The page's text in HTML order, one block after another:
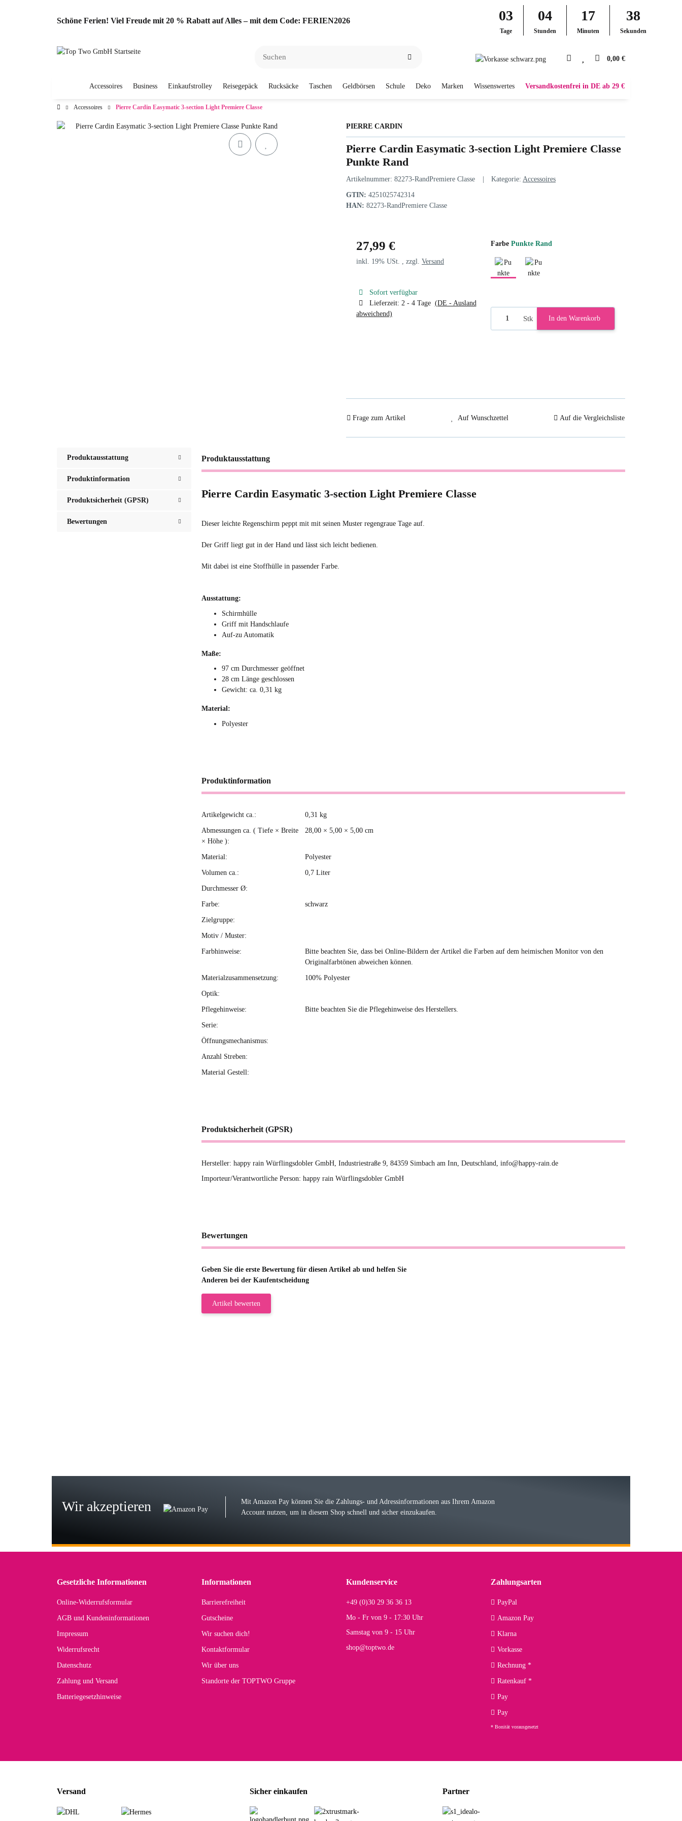
Schöne Ferien! Viel Freude mit 20 % Rabatt auf Alles – mit dem Code: FERIEN2026 03
Tage
04
Stunden
17
Minuten
37
Sekunden
0,00 €
Accessoires Business Einkaufstrolley Reisegepäck Rucksäcke Taschen Geldbörsen Schule Deko Marken Wissenswertes Versandkostenfrei in DE ab 29 €
Accessoires Pierre Cardin Easymatic 3-section Light Premiere Classe
PIERRE CARDIN
Pierre Cardin Easymatic 3-section Light Premiere Classe
Punkte Rand
Artikelnummer: 82273-RandPremiere Classe Kategorie: Accessoires
GTIN: 4251025742314
HAN: 82273-RandPremiere Classe
27,99 €
inkl. 19% USt. , zzgl. Versand
Sofort verfügbar
Lieferzeit: 2 - 4 Tage (DE - Ausland
abweichend)
Farbe Punkte Rand
Stk In den Warenkorb
Frage zum Artikel Auf Wunschzettel Auf die Vergleichsliste
Produktausstattung
Produktinformation
Produktsicherheit (GPSR)
Bewertungen
Produktausstattung
Pierre Cardin Easymatic 3-section Light Premiere Classe
Dieser leichte Regenschirm peppt mit mit seinen Muster regengraue Tage auf.
Der Griff liegt gut in der Hand und lässt sich leicht bedienen.
Mit dabei ist eine Stoffhülle in passender Farbe.
Ausstattung:
Schirmhülle
Griff mit Handschlaufe
Auf-zu Automatik
Maße:
97 cm Durchmesser geöffnet
28 cm Länge geschlossen
Gewicht: ca. 0,31 kg
Material:
Polyester
Produktinformation
Produkteigenschaft
Wert
Artikelgewicht ca.: 0,31 kg
Abmessungen ca. ( Tiefe × Breite
× Höhe ):
28,00 × 5,00 × 5,00 cm
Material: Polyester
Volumen ca.: 0,7 Liter
Durchmesser Ø:
Farbe: schwarz
Zielgruppe:
Motiv / Muster:
Farbhinweise:
Bitte beachten Sie, dass bei Online-Bildern der Artikel die Farben auf dem heimischen Monitor von den
Originalfarbtönen abweichen können.
Materialzusammensetzung: 100% Polyester
Optik:
Pflegehinweise: Bitte beachten Sie die Pflegehinweise des Herstellers.
Serie:
Öffnungsmechanismus:
Anzahl Streben:
Material Gestell:
Produktsicherheit (GPSR)
Hersteller: happy rain Würflingsdobler GmbH, Industriestraße 9, 84359 Simbach am Inn, Deutschland, info@happy-rain.de
Importeur/Verantwortliche Person: happy rain Würflingsdobler GmbH
Bewertungen
Geben Sie die erste Bewertung für diesen Artikel ab und helfen Sie
Anderen bei der Kaufentscheidung
Artikel bewerten
Der Koffer macht einen sehr soliden Eindruck. Die Zuverlässigkeit muss sich noch in den kommenden Jahren herausstellen. Spannend wird es falls
Hans E
Wir akzeptieren
Mit Amazon Pay können Sie die Zahlungs- und Adressinformationen aus Ihrem Amazon
Account nutzen, um in diesem Shop schnell und sicher einzukaufen.
Gesetzliche Informationen
Online-Widerrufsformular
AGB und Kundeninformationen
Impressum
Widerrufsrecht
Datenschutz
Zahlung und Versand
Batteriegesetzhinweise
Informationen
Barrierefreiheit
Gutscheine
Wir suchen dich!
Kontaktformular
Wir über uns
Standorte der TOPTWO Gruppe
Kundenservice
+49 (0)30 29 36 36 13
Mo - Fr von 9 - 17:30 Uhr
Samstag von 9 - 15 Uhr
shop@toptwo.de
Zahlungsarten
PayPal
Amazon Pay
Klarna
Vorkasse
Rechnung *
Ratenkauf *
Pay
Pay
* Bonität vorausgesetzt
Versand Sicher einkaufen Partner